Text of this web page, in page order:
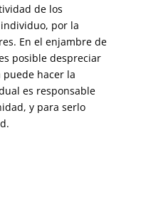
de los
por la
En el enjambre de
posible despreciar
hacer la
es responsable
y para serlo